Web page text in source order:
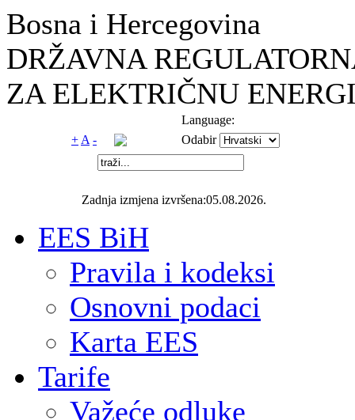
Bosna i Hercegovina
DRŽAVNA
ZA ELEKTRIČNU
Language:
+ A - Odabir
Zadnja izmjena izvršena:05.08.2026.
EES BiH
Pravila i kodeksi
Osnovni podaci
Karta EES
Tarife
Važeće odluke